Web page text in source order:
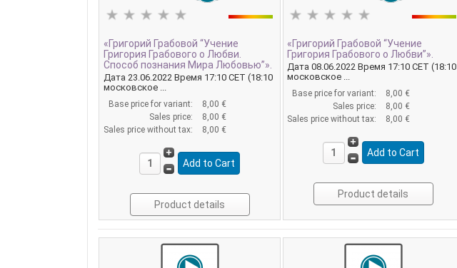
«Григорий Грабовой “Учение
Григория Грабового о Любви.
Способ познания Мира Любовью”».
Дата 23.06.2022 Время 17:10 CET (18:10
московское ...
Base price for variant:
8,00 €
Sales price:
8,00 €
Sales price without tax:
8,00 €
Product details
«Григорий Грабовой “Учение
Григория Грабового о Любви”».
Дата 08.06.2022 Время 17:10 CET (18:10
московское ...
Base price for variant:
8,00 €
Sales price:
8,00 €
Sales price without tax:
8,00 €
Product details